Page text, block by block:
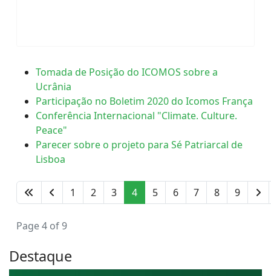
Tomada de Posição do ICOMOS sobre a
Ucrânia
Participação no Boletim 2020 do Icomos França
Conferência Internacional "Climate. Culture.
Peace"
Parecer sobre o projeto para Sé Patriarcal de
Lisboa
1 2 3 4 5 6 7 8 9
Page 4 of 9
Destaque